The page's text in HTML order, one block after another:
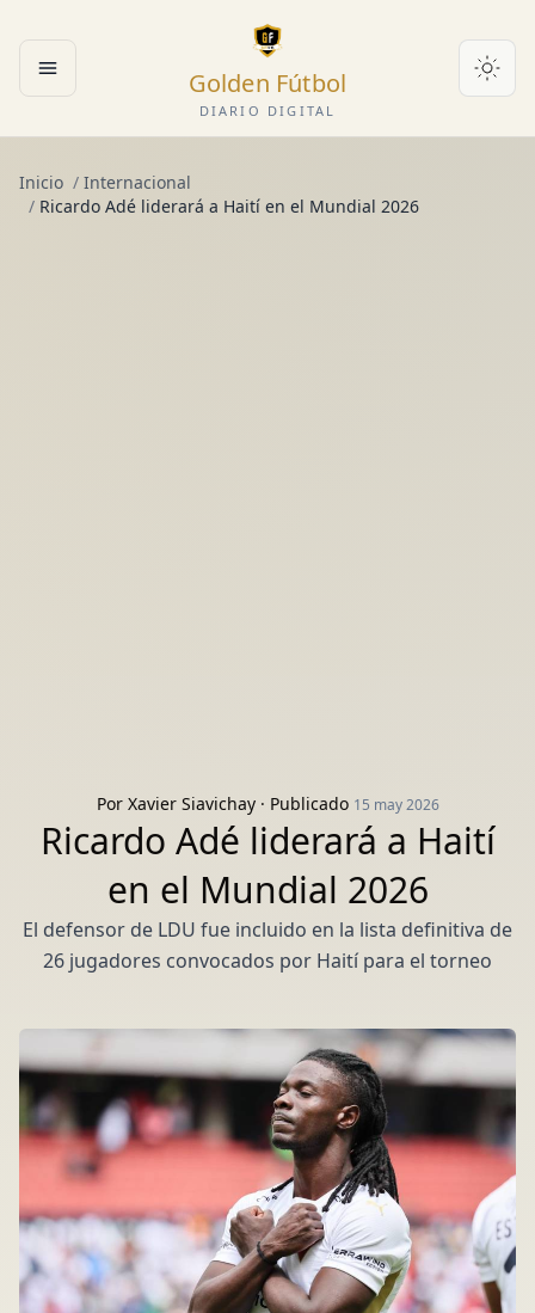
Abrir menú Golden Fútbol
DIARIO DIGITAL
Inicio / Internacional
/ Ricardo Adé liderará a Haití en el Mundial 2026
Por Xavier Siavichay· Publicado 15 may 2026
Ricardo Adé liderará a Haití
en el Mundial 2026
El defensor de LDU fue incluido en la lista definitiva de
26 jugadores convocados por Haití para el torneo